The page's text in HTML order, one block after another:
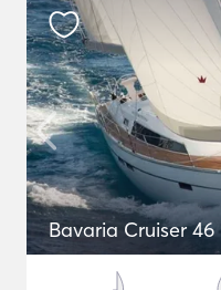
Bavaria Cruiser 46